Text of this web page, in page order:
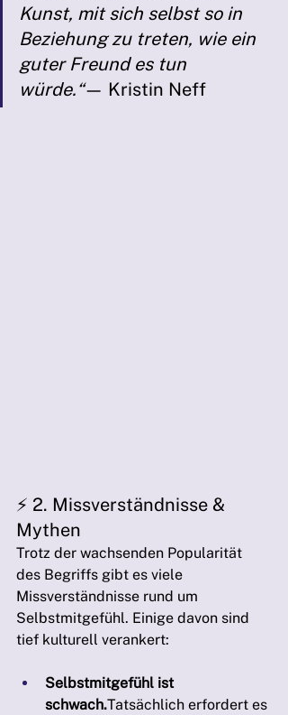
Kunst, mit sich selbst so in
Beziehung zu treten, wie ein
guter Freund es tun
würde.“— Kristin Neff
⚡️ 2. Missverständnisse &
Mythen
Trotz der wachsenden Popularität
des Begriffs gibt es viele
Missverständnisse rund um
Selbstmitgefühl. Einige davon sind
tief kulturell verankert:
Selbstmitgefühl ist
schwach.Tatsächlich erfordert es